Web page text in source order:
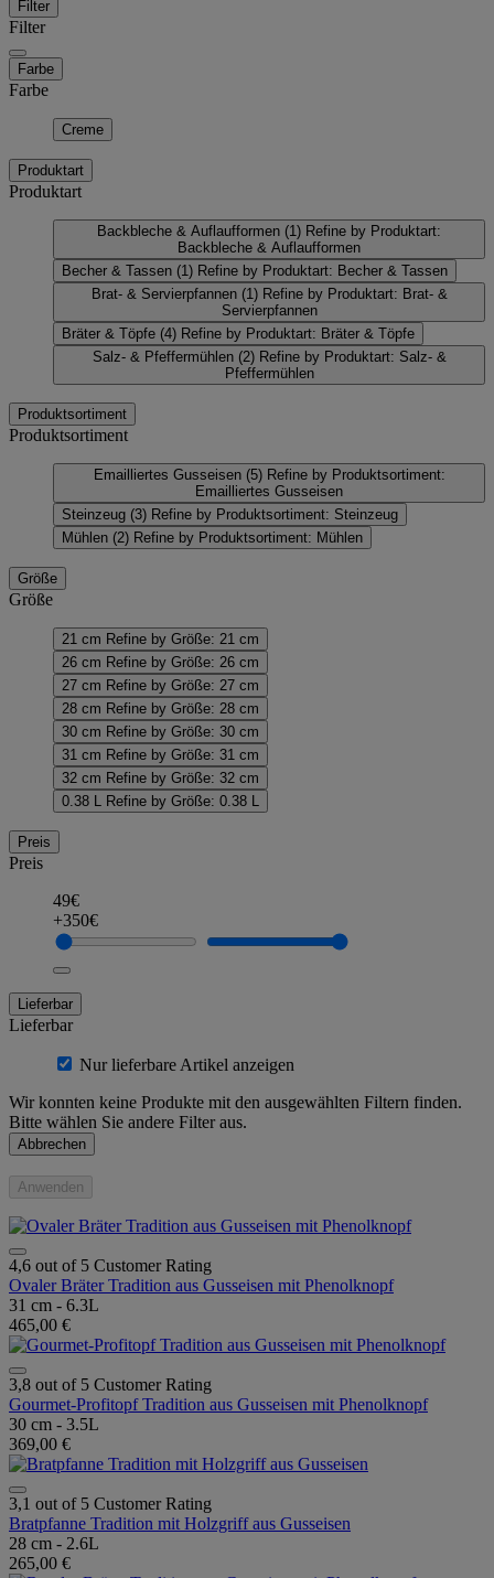
Filter
Filter
Farbe
Farbe
Creme
Produktart
Produktart
Backbleche & Auflaufformen (1) Refine by Produktart:
Backbleche & Auflaufformen
Becher & Tassen (1) Refine by Produktart: Becher & Tassen
Brat- & Servierpfannen (1) Refine by Produktart: Brat- &
Servierpfannen
Bräter & Töpfe (4) Refine by Produktart: Bräter & Töpfe
Salz- & Pfeffermühlen (2) Refine by Produktart: Salz- &
Pfeffermühlen
Produktsortiment
Produktsortiment
Emailliertes Gusseisen (5) Refine by Produktsortiment:
Emailliertes Gusseisen
Steinzeug (3) Refine by Produktsortiment: Steinzeug
Mühlen (2) Refine by Produktsortiment: Mühlen
Größe
Größe
21 cm Refine by Größe: 21 cm
26 cm Refine by Größe: 26 cm
27 cm Refine by Größe: 27 cm
28 cm Refine by Größe: 28 cm
30 cm Refine by Größe: 30 cm
31 cm Refine by Größe: 31 cm
32 cm Refine by Größe: 32 cm
0.38 L
Refine by Größe: 0.38 L
Preis
Preis
49€
+350€
Lieferbar
Lieferbar
Nur lieferbare Artikel anzeigen
Wir konnten keine Produkte mit den ausgewählten Filtern finden.
Bitte wählen Sie andere Filter aus.
Abbrechen
Anwenden
4,6 out of 5 Customer Rating
Ovaler Bräter Tradition aus Gusseisen mit Phenolknopf
31 cm - 6.3L
465,00 €
3,8 out of 5 Customer Rating
Gourmet-Profitopf Tradition aus Gusseisen mit Phenolknopf
30 cm - 3.5L
369,00 €
3,1 out of 5 Customer Rating
Bratpfanne Tradition mit Holzgriff aus Gusseisen
28 cm - 2.6L
265,00 €